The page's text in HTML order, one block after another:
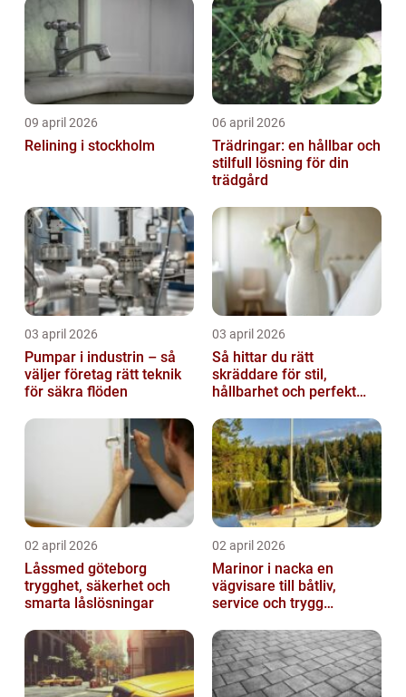
09 april 2026
Relining i stockholm
06 april 2026
Trädringar: en hållbar och
stilfull lösning för din
trädgård
03 april 2026
Pumpar i industrin – så
väljer företag rätt teknik
för säkra flöden
03 april 2026
Så hittar du rätt
skräddare för stil,
hållbarhet och perfekt
02 april 2026
Låssmed göteborg
trygghet, säkerhet och
smarta låslösningar
02 april 2026
Marinor i nacka en
vägvisare till båtliv,
service och trygg